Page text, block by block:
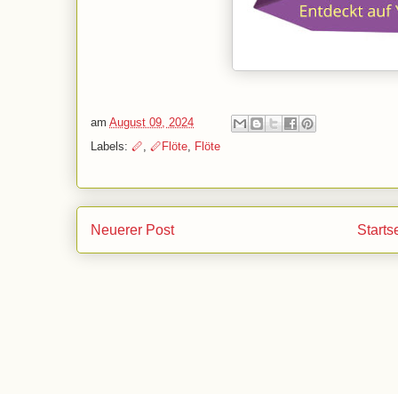
am August 09, 2024
Labels: 🪈 🪈Flöte Flöte
Neuerer Post